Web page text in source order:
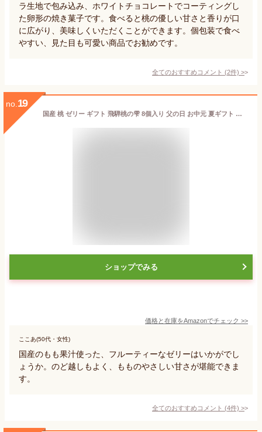
ラ生地で包み込み、ホワイトチョコレートでコーティングし
た卵形の焼き菓子です。食べると桃の優しい甘さと香りが口
に広がり、美味しくいただくことができます。個包装で食べ
やすい、見た目も可愛い商品でお勧めです。
全てのおすすめコメント (2件) >
no. 19
国産 桃 ゼリー ギフト 飛騨桃の雫 8個入り 父の日 お中元 夏ギフト お供え 夏 お盆 お菓子 スイーツ 手土産
ショップでみる
価格と在庫をAmazonでチェック >>
ここあ(50代・女性)
国産のもも果汁使った、フルーティーなゼリーはいかがでし
ょうか。のど越しもよく、もものやさしい甘さが堪能できま
す。
全てのおすすめコメント (4件) >